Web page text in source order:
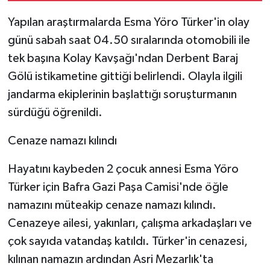
Yapılan araştırmalarda Esma Yöro Türker'in olay
günü sabah saat 04.50 sıralarında otomobili ile
tek başına Kolay Kavşağı'ndan Derbent Baraj
Gölü istikametine gittiği belirlendi. Olayla ilgili
jandarma ekiplerinin başlattığı soruşturmanın
sürdüğü öğrenildi.
Cenaze namazı kılındı
Hayatını kaybeden 2 çocuk annesi Esma Yöro
Türker için Bafra Gazi Paşa Camisi'nde öğle
namazını müteakip cenaze namazı kılındı.
Cenazeye ailesi, yakınları, çalışma arkadaşları ve
çok sayıda vatandaş katıldı. Türker'in cenazesi,
kılınan namazın ardından Asri Mezarlık'ta